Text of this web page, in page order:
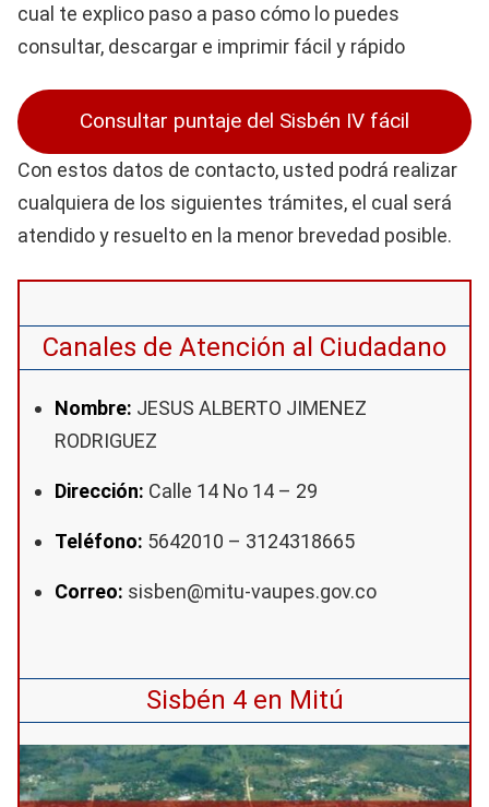
cual te explico paso a paso cómo lo puedes
consultar, descargar e imprimir fácil y rápido
Consultar puntaje del Sisbén IV fácil
Con estos datos de contacto, usted podrá realizar
cualquiera de los siguientes trámites, el cual será
atendido y resuelto en la menor brevedad posible.
Canales de Atención al Ciudadano
Nombre: JESUS ALBERTO JIMENEZ
RODRIGUEZ
Dirección: Calle 14 No 14 – 29
Teléfono: 5642010 – 3124318665
Correo: sisben@mitu-vaupes.gov.co
Sisbén 4 en Mitú